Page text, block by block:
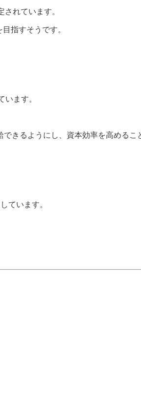
れています。
指すそうです。
います。
きるようにし、資本効率を高めるこ
ています。